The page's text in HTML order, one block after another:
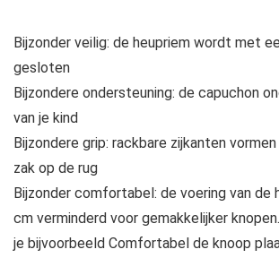
Bijzonder veilig: de heupriem wordt met
gesloten
Bijzondere ondersteuning: de capuchon
van je kind
Bijzondere grip: rackbare zijkanten
zak op de rug
Bijzonder comfortabel: de voering van de
cm verminderd voor gemakkelijker
je bijvoorbeeld Comfortabel de knoop